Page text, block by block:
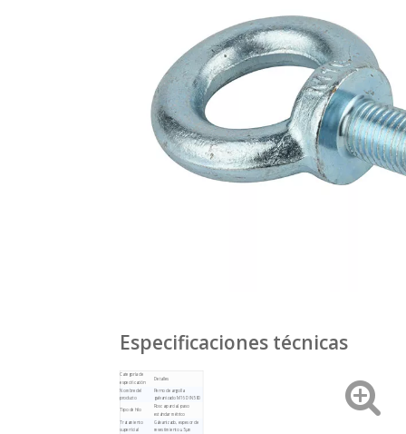
Especificaciones técnicas
Categoría de
especificación
Detalles
Nombre del
producto
Perno de argolla
galvanizado M16 DIN580
Tipo de hilo
Rosca parcial, paso
estándar métrico
Tratamiento
superficial
Galvanizado, espesor de
revestimiento ≥ 5μm